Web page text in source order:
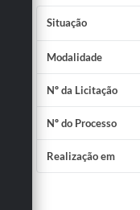
Situação
Modalidade
Nº da Licitação
Nº do Processo
Realização em